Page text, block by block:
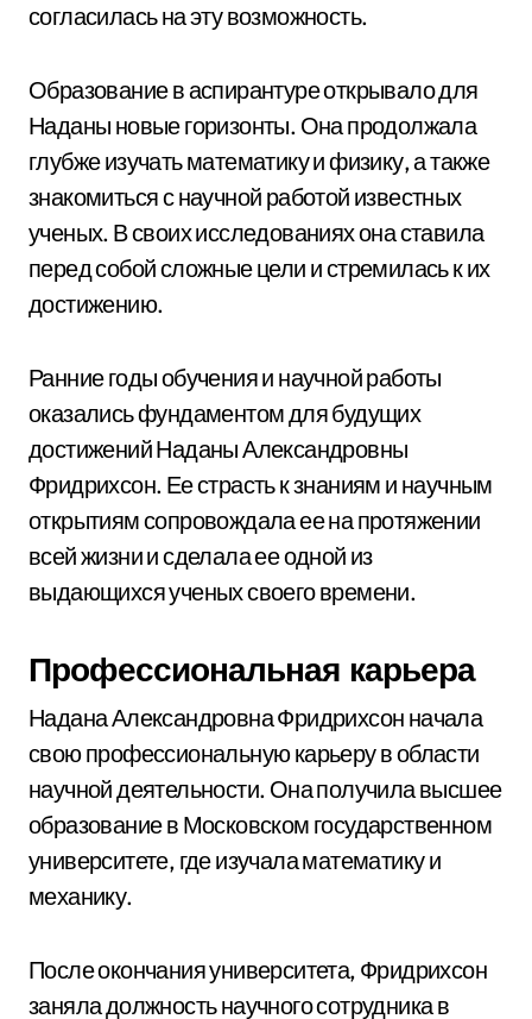
согласилась на эту возможность.
Образование в аспирантуре открывало для
Наданы новые горизонты. Она продолжала
глубже изучать математику и физику, а также
знакомиться с научной работой известных
ученых. В своих исследованиях она ставила
перед собой сложные цели и стремилась к их
достижению.
Ранние годы обучения и научной работы
оказались фундаментом для будущих
достижений Наданы Александровны
Фридрихсон. Ее страсть к знаниям и научным
открытиям сопровождала ее на протяжении
всей жизни и сделала ее одной из
выдающихся ученых своего времени.
Профессиональная карьера
Надана Александровна Фридрихсон начала
свою профессиональную карьеру в области
научной деятельности. Она получила высшее
образование в Московском государственном
университете, где изучала математику и
механику.
После окончания университета, Фридрихсон
заняла должность научного сотрудника в